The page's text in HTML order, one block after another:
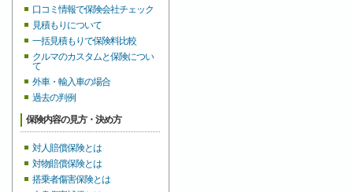
口コミ情報で保険会社チェック
見積もりについて
一括見積もりで保険料比較
クルマのカスタムと保険につい
て
外車・輸入車の場合
過去の判例
保険内容の見方・決め方
対人賠償保険とは
対物賠償保険とは
搭乗者傷害保険とは